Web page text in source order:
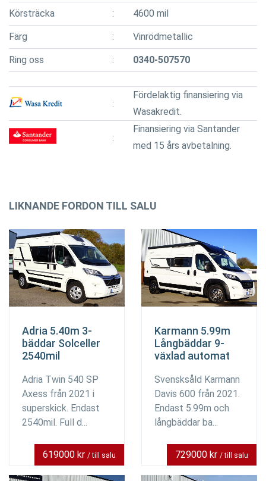
Körsträcka 4600 mil
Färg Vinrödmetallic
Ring oss 0340-507570
Fördelaktig finansiering via
Wasakredit.
Finansiering via Santander
med 15 års avbetalning.
LIKNANDE FORDON TILL SALU
Adria 5.40m 3-
bäddar Solceller
2540mil
Adria Twin 540 SP
Axess från 2021 i
superskick. Endast
2540mil. Full d...
619000 kr / till salu
Karmann 5.99m
Långbäddar 9-
växlad automat
Svensksåld Karmann
Davis 600 från 2021.
Endast 5.99m och
långbäddar ba...
729000 kr / till salu